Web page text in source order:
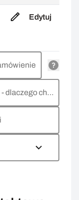
Edytuj
Podaj nam więcej szczegółów - dlaczego chcesz zwrócić towar, co jest powodem?